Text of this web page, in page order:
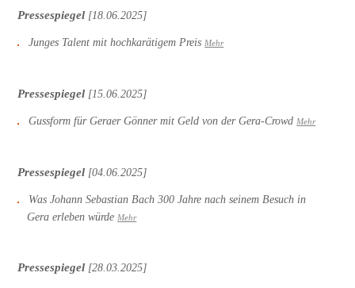
Pressespiegel [18.06.2025]
Junges Talent mit hochkarätigem Preis Mehr
Pressespiegel [15.06.2025]
Gussform für Geraer Gönner mit Geld von der Gera-Crowd Mehr
Pressespiegel [04.06.2025]
Was Johann Sebastian Bach 300 Jahre nach seinem Besuch in
Gera erleben würde Mehr
Pressespiegel [28.03.2025]